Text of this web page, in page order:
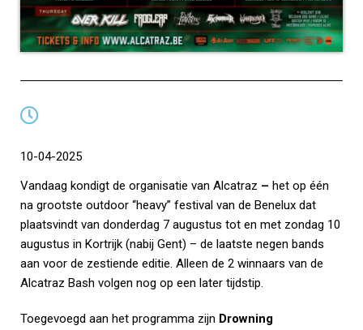
10-04-2025
Vandaag kondigt de organisatie van Alcatraz – het op één
na grootste outdoor “heavy” festival van de Benelux dat
plaatsvindt van donderdag 7 augustus tot en met zondag 10
augustus in Kortrijk (nabij Gent) – de laatste negen bands
aan voor de zestiende editie. Alleen de 2 winnaars van de
Alcatraz Bash volgen nog op een later tijdstip.
Toegevoegd aan het programma zijn Drowning